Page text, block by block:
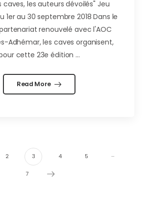
caves, les auteurs dévoilés" Jeu
1er au 30 septembre 2018 Dans le
renouvelé avec l'AOC
Adhémar, les caves organisent,
cette 23e édition ...
Read More
2 3 4 5 …
7